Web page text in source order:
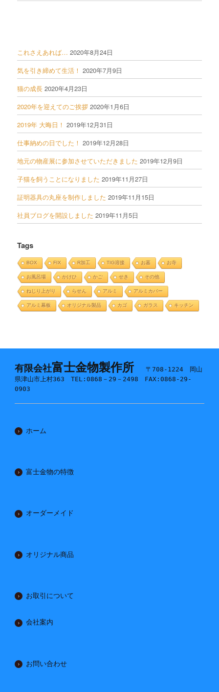
これさえあれば… 2020年8月24日
気を引き締めて生活！ 2020年7月9日
猫の成長 2020年4月23日
2020年を迎えてのご挨拶 2020年1月6日
2019年 大晦日！ 2019年12月31日
仕事納めの日でした！ 2019年12月28日
地元の物産展に参加させていただきました 2019年12月9日
子猫を飼うことになりました 2019年11月27日
証明器具の丸座を制作しました 2019年11月15日
社員ブログを開設しました 2019年11月5日
Tags
BOX FIX R加工 TIG溶接 お墓 お寺
お風呂場 かけひ かご せき その他
ねじり上がり らせん アルミ アルミカバー
アルミ幕板 オリジナル製品 カゴ ガラス キッチン
有限会社富士金物製作所
〒708-1224 岡山
県津山市上村363 TEL:0868－29－2498 FAX:0868-29-
0903
ホーム
富士金物の特徴
オーダーメイド
オリジナル商品
お取引について
会社案内
お問い合わせ